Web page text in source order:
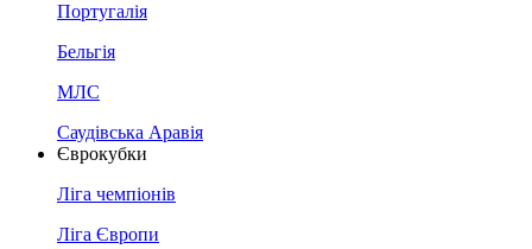
Португалія
Бельгія
МЛС
Саудівська Аравія
Єврокубки
Ліга чемпіонів
Ліга Європи